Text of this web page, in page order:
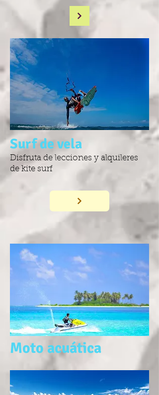
Surf de vela
Disfruta de lecciones y alquileres
de kite surf
Moto acuática